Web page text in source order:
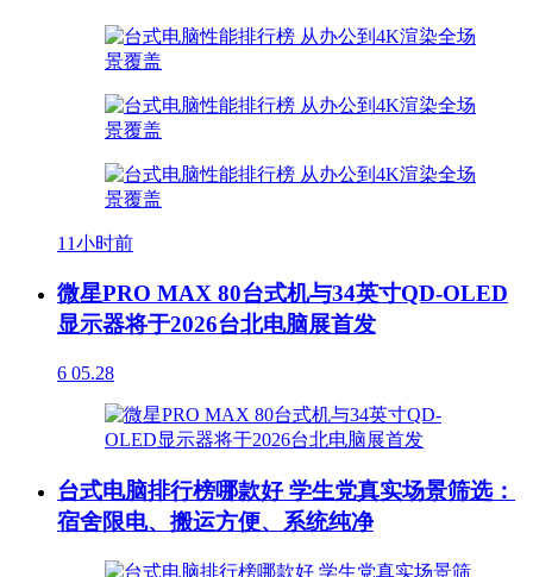
11小时前
微星PRO MAX 80台式机与34英寸QD-OLED
显示器将于2026台北电脑展首发
6 05.28
台式电脑排行榜哪款好 学生党真实场景筛选：
宿舍限电、搬运方便、系统纯净